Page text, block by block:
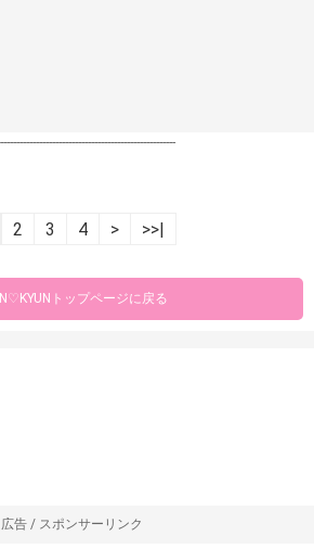
2 3 4 > >>|
トップページに戻る
広告 / スポンサーリンク